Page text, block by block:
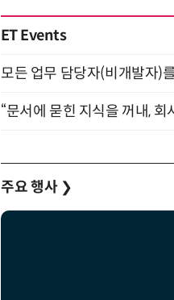
ET Events
모든 업무 담당자(비개발자)
“문서에 묻힌 지식을 꺼내,
주요 행사 ❯